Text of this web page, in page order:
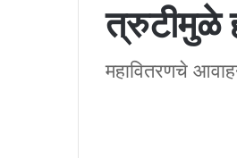
त्रुटीमुळे
महावितरणचे